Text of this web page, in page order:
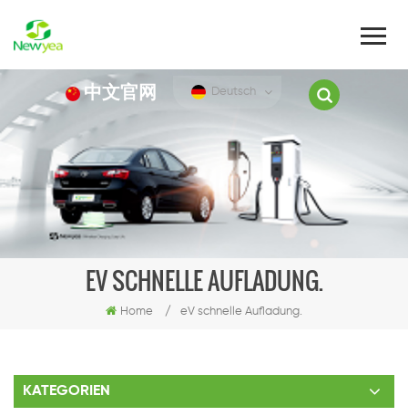
中文官网 Deutsch
EV SCHNELLE AUFLADUNG.
Home / eV schnelle Aufladung.
KATEGORIEN